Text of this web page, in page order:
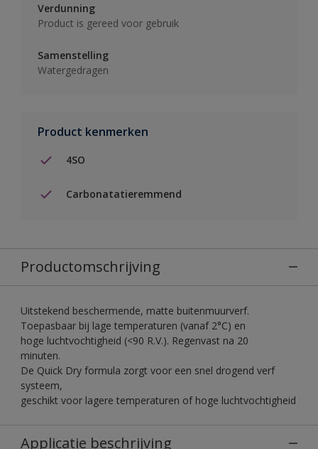
Verdunning
Product is gereed voor gebruik
Samenstelling
Watergedragen
Product kenmerken
4SO
Carbonatatieremmend
Productomschrijving
Uitstekend beschermende, matte buitenmuurverf.
Toepasbaar bij lage temperaturen (vanaf 2°C) en
hoge luchtvochtigheid (<90 R.V.). Regenvast na 20
minuten.
De Quick Dry formula zorgt voor een snel drogend verf
systeem,
geschikt voor lagere temperaturen of hoge luchtvochtigheid
Applicatie beschrijving